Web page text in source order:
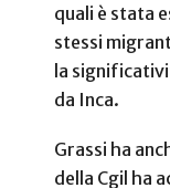
quali è stata
stessi
la
da Inca.
Grassi ha
della Cgil ha